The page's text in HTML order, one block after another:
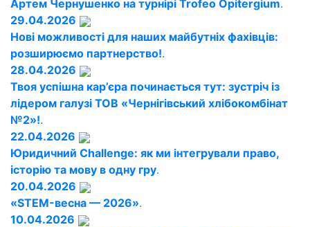
Артем Чернушенко на турнірі Trofeo Opitergium.
29.04.2026
Нові можливості для наших майбутніх фахівців:
розширюємо партнерство!.
28.04.2026
Твоя успішна кар’єра починається тут: зустріч із
лідером галузі ТОВ «Чернігівський хлібокомбінат
№2»!.
22.04.2026
Юридичний Challenge: як ми інтегрували право,
історію та мову в одну гру.
20.04.2026
«STEM-весна — 2026».
10.04.2026